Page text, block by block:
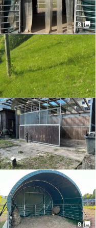
8 photo_library
8 photo_library